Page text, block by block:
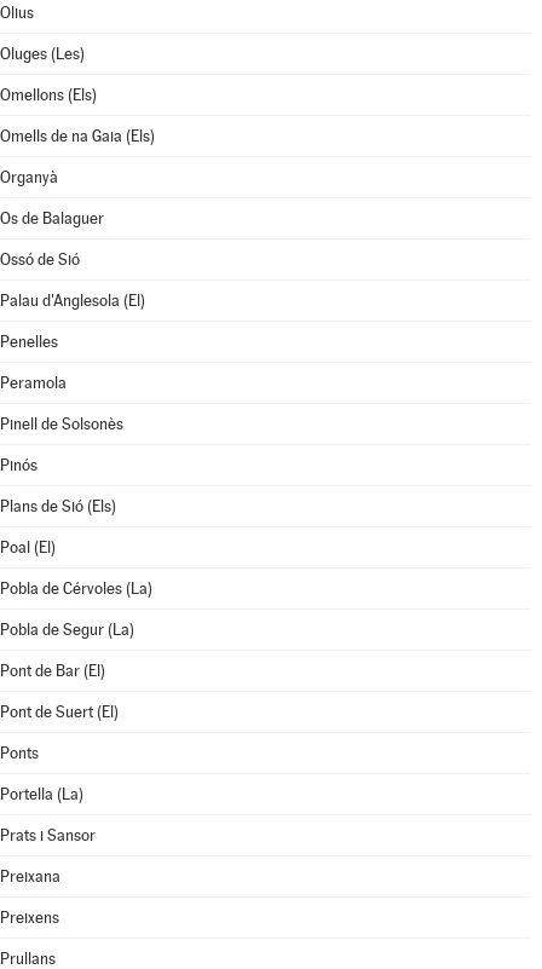
Olius
Oluges (Les)
Omellons (Els)
Omells de na Gaia (Els)
Organyà
Os de Balaguer
Ossó de Sió
Palau d'Anglesola (El)
Penelles
Peramola
Pinell de Solsonès
Pinós
Plans de Sió (Els)
Poal (El)
Pobla de Cérvoles (La)
Pobla de Segur (La)
Pont de Bar (El)
Pont de Suert (El)
Ponts
Portella (La)
Prats i Sansor
Preixana
Preixens
Prullans